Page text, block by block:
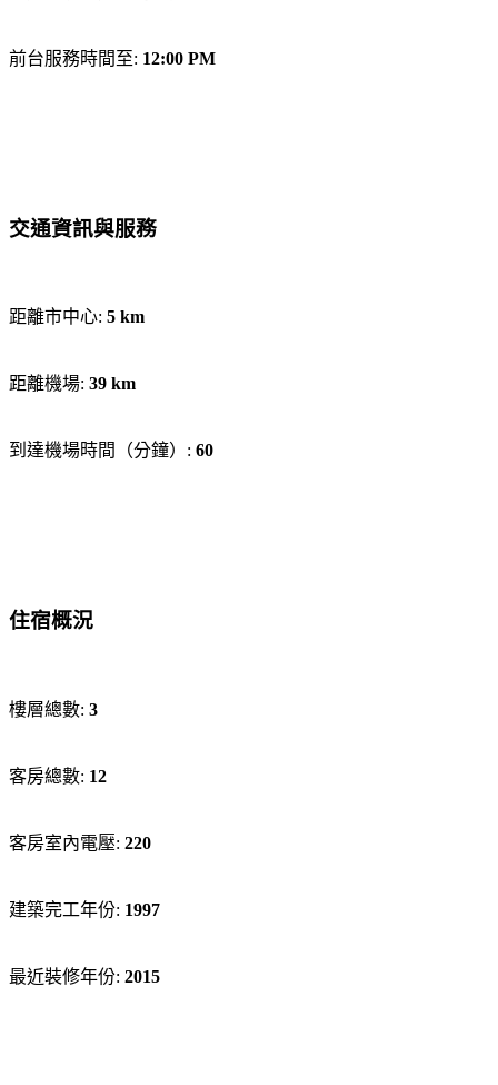
前台服務時間至: 12:00 PM
交通資訊與服務
距離市中心: 5 km
距離機場: 39 km
到達機場時間（分鐘）: 60
住宿概況
樓層總數: 3
客房總數: 12
客房室內電壓: 220
建築完工年份: 1997
最近裝修年份: 2015